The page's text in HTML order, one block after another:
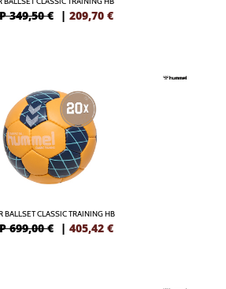
349,50 € | 209,70 €
BALLSET CLASSIC TRAINING HB
699,00 € | 405,42 €